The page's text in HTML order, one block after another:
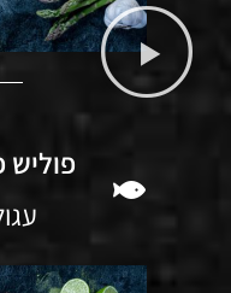
פוליש